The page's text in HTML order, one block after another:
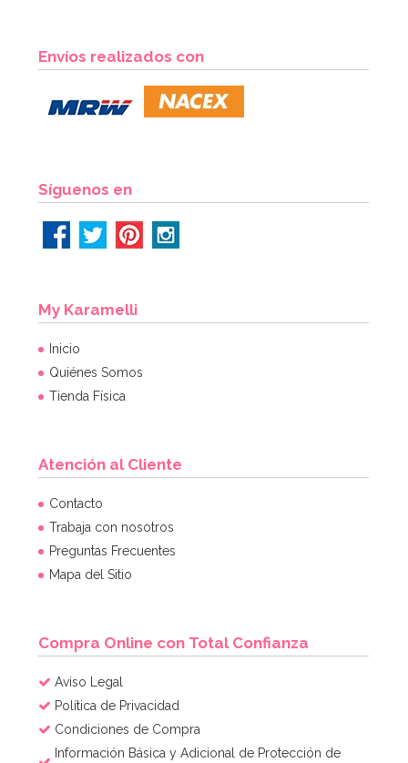
2,95€
Juego de 25 Pajitas Azul Vintage
AÑADIR
Envíos realizados con
Síguenos en
My Karamelli
Inicio
Quiénes Somos
Tienda Física
Atención al Cliente
Contacto
Trabaja con nosotros
Preguntas Frecuentes
Mapa del Sitio
Compra Online con Total Confianza
Aviso Legal
Política de Privacidad
Condiciones de Compra
Información Básica y Adicional de Protección de